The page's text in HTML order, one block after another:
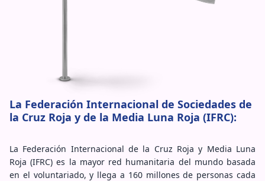
La Federación Internacional de Sociedades de
la Cruz Roja y de la Media Luna Roja (IFRC):
La Federación Internacional de la Cruz Roja y Media Luna
Roja (IFRC) es la mayor red humanitaria del mundo basada
en el voluntariado, y llega a 160 millones de personas cada